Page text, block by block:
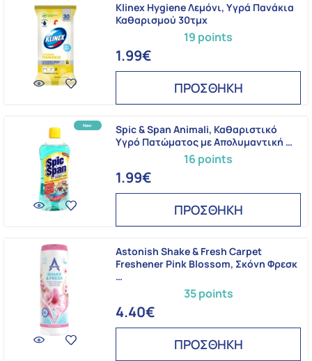
19 points
Klinex Hygiene Λεμόνι, Υγρά Πανάκια
Καθαρισμού 30τμχ
1.99€
ΠΡΟΣΘΗΚΗ
16 points
Spic & Span Animali, Καθαριστικό
Υγρό Πατώματος με Απολυμαντική …
1.99€
ΠΡΟΣΘΗΚΗ
35 points
Astonish Shake & Fresh Carpet
Freshener Pink Blossom, Σκόνη Φρεσκ
…
4.40€
ΠΡΟΣΘΗΚΗ